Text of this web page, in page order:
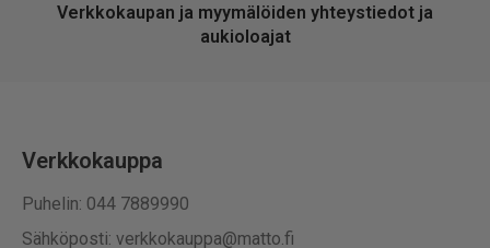
Verkkokaupan ja myymälöiden yhteystiedot ja
aukioloajat
Verkkokauppa
Puhelin: 044 7889990
Sähköposti: verkkokauppa@matto.fi